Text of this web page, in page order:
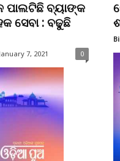
ପାଲଟିଛି ବ୍ୟାଙ୍କ
ସେବା : ବଢୁଛି
January 7, 2021 0